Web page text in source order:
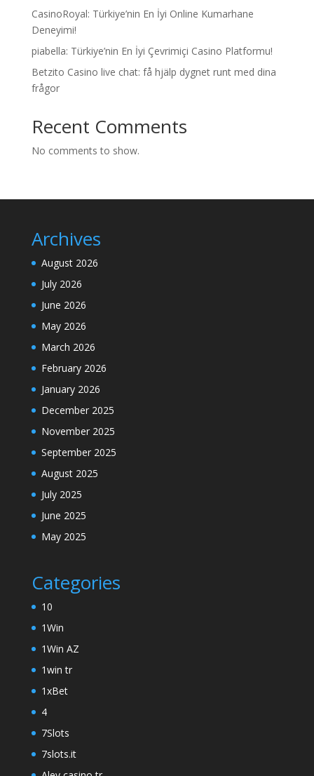
CasinoRoyal: Türkiye’nin En İyi Online Kumarhane
Deneyimi!
piabella: Türkiye’nin En İyi Çevrimiçi Casino Platformu!
Betzito Casino live chat: få hjälp dygnet runt med dina
frågor
Recent Comments
No comments to show.
Archives
August 2026
July 2026
June 2026
May 2026
March 2026
February 2026
January 2026
December 2025
November 2025
September 2025
August 2025
July 2025
June 2025
May 2025
Categories
10
1Win
1Win AZ
1win tr
1xBet
4
7Slots
7slots.it